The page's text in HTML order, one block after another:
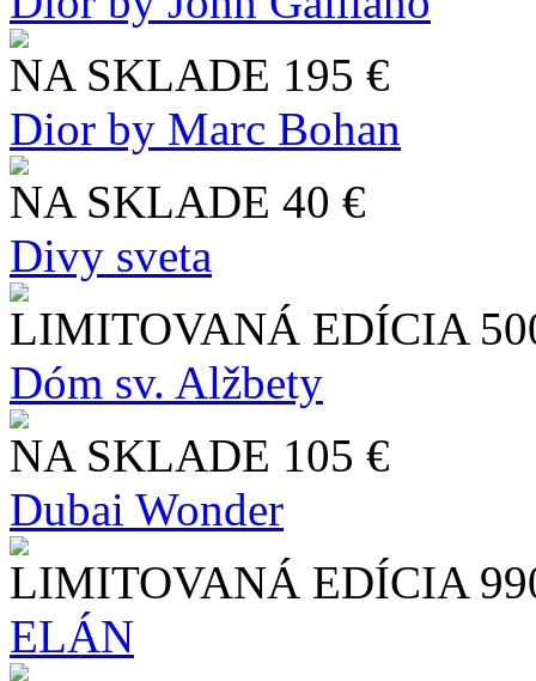
NA SKLADE 195 €
Dior by Marc Bohan
NA SKLADE 40 €
Divy sveta
LIMITOVANÁ EDÍCIA
Dóm sv. Alžbety
NA SKLADE 105 €
Dubai Wonder
LIMITOVANÁ EDÍCIA
ELÁN